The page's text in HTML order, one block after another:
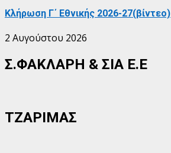
Κλήρωση Γ΄ Εθνικής 2026-27(βίντεο)
2 Αυγούστου 2026
Σ.ΦΑΚΛΑΡΗ & ΣΙΑ Ε.Ε
ΤΖΑΡΙΜΑΣ